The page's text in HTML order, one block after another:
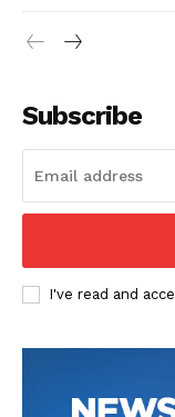
Diario
Contacto
Subscribe
I've read and